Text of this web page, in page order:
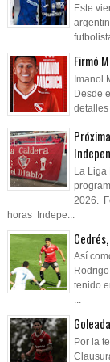
Este
Firmó
Imanol
Desde
detalles
La Liga
2026.
horas Indepe...
Así
tenido
...
Por la